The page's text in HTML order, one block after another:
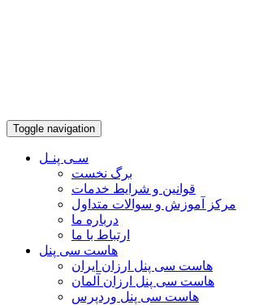
Toggle navigation
سـی پنـل
برگ نخست
قوانین و شرایط خدمات
مرکز آموزش و سوالات متداول
درباره ما
ارتباط با ما
هاست سی پنل
هاست سی پنل ارزان ایران
هاست سی پنل ارزان آلمان
هاست سی پنل وردپرس